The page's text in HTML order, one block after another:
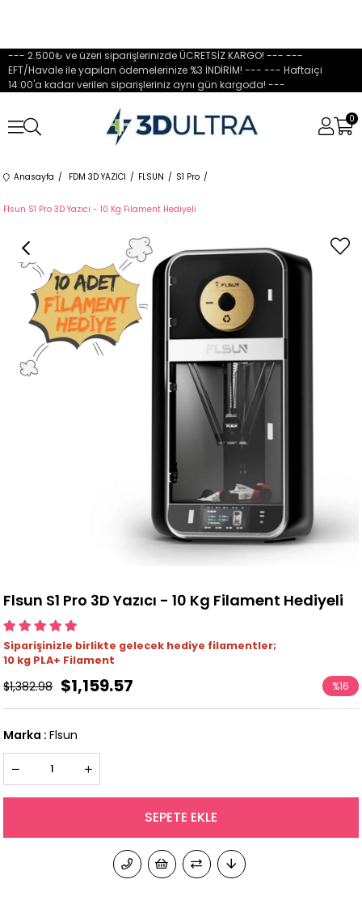
--- 2.500₺ ve üzeri siparişlerinizde ÜCRETSİZ KARGO! --- ---
EFT/Havale ile yapılan ödemelerinize %3 İNDİRİM! --- --- Haftaiçi
14:00'a kadar verilen siparişleriniz aynı gün kargoda! ---
0
Anasayfa FDM 3D YAZICI FLSUN S1 Pro
Flsun S1 Pro 3D Yazıcı - 10 Kg Filament Hediyeli
Flsun S1 Pro 3D Yazıcı - 10 Kg Filament Hediyeli
Siparişinizle birlikte gelecek hediye filamentler;
10 kg PLA+ Filament
$1,382.98 $1,159.57 %16
İndirim
Marka : Flsun